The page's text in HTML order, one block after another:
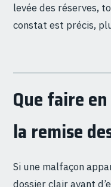
levée des réserves,
constat est précis,
Que faire
la remise
Si une malfaçon
dossier clair avant